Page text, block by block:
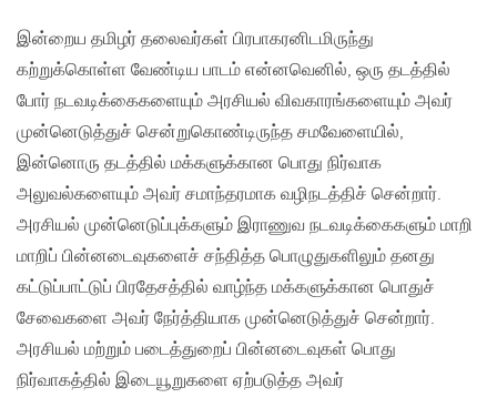
இன்றைய தமிழர் தலைவர்கள் பிரபாகரனிடமிருந்து
கற்றுக்கொள்ள வேண்டிய பாடம் என்னவெனில், ஒரு தடத்தில்
போர் நடவடிக்கைகளையும் அரசியல் விவகாரங்களையும் அவர்
முன்னெடுத்துச் சென்றுகொண்டிருந்த சமவேளையில்,
இன்னொரு தடத்தில் மக்களுக்கான பொது நிர்வாக
அலுவல்களையும் அவர் சமாந்தரமாக வழிநடத்திச் சென்றார்.
அரசியல் முன்னெடுப்புக்களும் இராணுவ நடவடிக்கைகளும் மாறி
மாறிப் பின்னடைவுகளைச் சந்தித்த பொழுதுகளிலும் தனது
கட்டுப்பாட்டுப் பிரதேசத்தில் வாழ்ந்த மக்களுக்கான பொதுச்
சேவைகளை அவர் நேர்த்தியாக முன்னெடுத்துச் சென்றார்.
அரசியல் மற்றும் படைத்துறைப் பின்னடைவுகள் பொது
நிர்வாகத்தில் இடையூறுகளை ஏற்படுத்த அவர்